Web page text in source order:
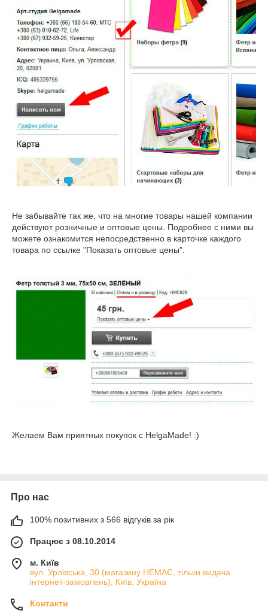
Не забывайте так же, что на многие товары нашей компании
действуют розничные и оптовые цены. Подробнее с ними вы
можете ознакомится непосредственно в карточке каждого
товара по ссылке "Показать оптовые цены".
Желаем Вам приятных покупок с HelgaMade! :)
Про нас
100% позитивних з 566 відгуків за рік
Працює з 08.10.2014
м. Київ
вул. Урлівська, 30 (магазину НЕМАЄ, тільки видача
інтернет-замовлень), Київ, Україна
Контакти